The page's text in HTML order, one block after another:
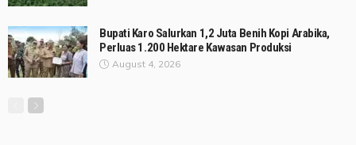
Bupati Karo Salurkan 1,2 Juta Benih Kopi Arabika,
Perluas 1.200 Hektare Kawasan Produksi
August 4, 2026